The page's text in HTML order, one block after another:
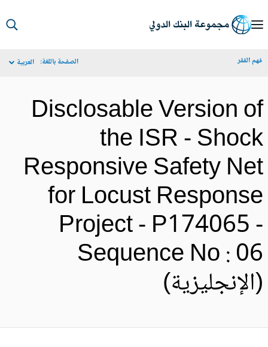
الفقر الصفحة باللغة: العربية
Disclosable Version
the ISR -
Responsive Safety
for Locust
Project - P174065
Sequence No :